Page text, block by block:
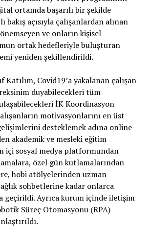
ortamda başarılı bir şekilde
bakış açısıyla çalışanlardan alınan
ve onların kişisel
ortak hedefleriyle buluşturan
yeniden şekillendirildi.
Katılım, Covid19’a yakalanan çalışan
duyabilecekleri tüm
İK Koordinasyon
motivasyonlarını en üst
desteklemek adına online
akademik ve mesleki eğitim
içi sosyal medya platformundan
özel gün kutlamalarından
hobi atölyelerinden uzman
sohbetlerine kadar onlarca
geçirildi. Ayrıca kurum içinde iletişim
Süreç Otomasyonu (RPA)